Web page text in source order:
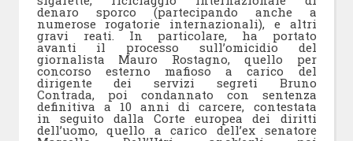
denaro sporco (partecipando anche a
numerose rogatorie internazionali), e altri
gravi reati. In particolare, ha portato
avanti il processo sull’omicidio del
giornalista Mauro Rostagno, quello per
concorso esterno mafioso a carico del
dirigente dei servizi segreti Bruno
Contrada, poi condannato con sentenza
definitiva a 10 anni di carcere, contestata
in seguito dalla Corte europea dei diritti
dell’uomo, quello a carico dell’ex senatore